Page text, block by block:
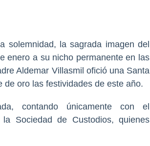
solemnidad, la sagrada imagen del
enero a su nicho permanente en las
Aldemar Villasmil ofició una Santa
oro las festividades de este año.
contando únicamente con el
Sociedad de Custodios, quienes